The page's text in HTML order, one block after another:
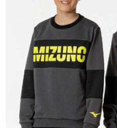
サッカー／フットサル
トレーニング